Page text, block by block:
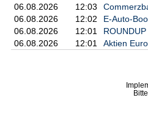
Kehrt Zverev für
Finalrunde ins Team
zurück?
Er und sein Doppelpartner
Kohlmann darüber hinaus
Olympiasieger von Tokio 2021
06.08.2026
12:03
06.08.2026
12:02
E-Auto-
06.08.2026
12:01
06.08.2026
12:01 Aktien